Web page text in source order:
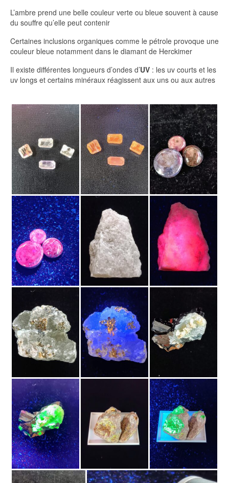
L’ambre prend une belle couleur verte ou bleue souvent à cause
du souffre qu’elle peut contenir
Certaines inclusions organiques comme le pétrole provoque une
couleur bleue notamment dans le diamant de Herckimer
Il existe différentes longueurs d’ondes d’UV : les uv courts et les
uv longs et certains minéraux réagissent aux uns ou aux autres